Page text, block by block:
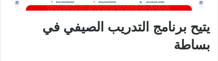
يتيح برنامج التدريب الصيفي في
بساطة